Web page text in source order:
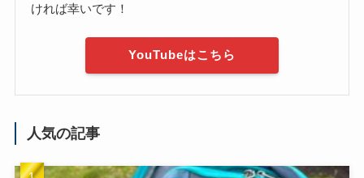
ければ幸いです！
YouTubeはこちら
人気の記事